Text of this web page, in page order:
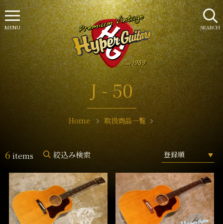
J - 50
Home 取扱商品一覧
6 items 絞込み検索
SEARCH
MENU